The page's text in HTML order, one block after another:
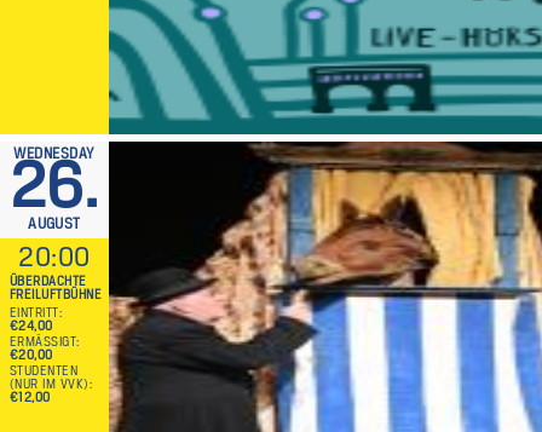
WEDNESDAY
26.
AUGUST
20:00
ÜBERDACHTE
FREILUFTBÜHNE
EINTRITT
€24,00
ERMÄSSIGT
€20,00
STUDENTEN
(NUR IM VVK)
€12,00